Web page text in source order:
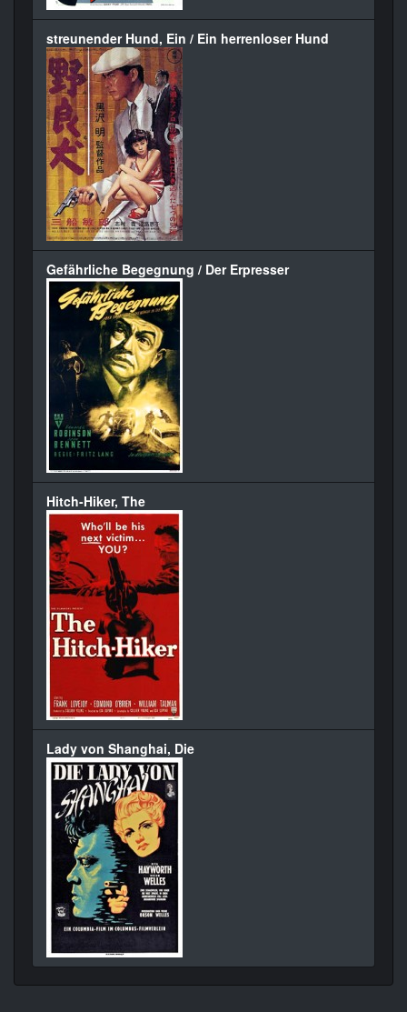
streunender Hund, Ein / Ein herrenloser Hund
Gefährliche Begegnung / Der Erpresser
Hitch-Hiker, The
Lady von Shanghai, Die